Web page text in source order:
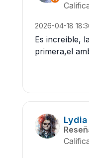
2026-04-18
Es increíble,
primera,el